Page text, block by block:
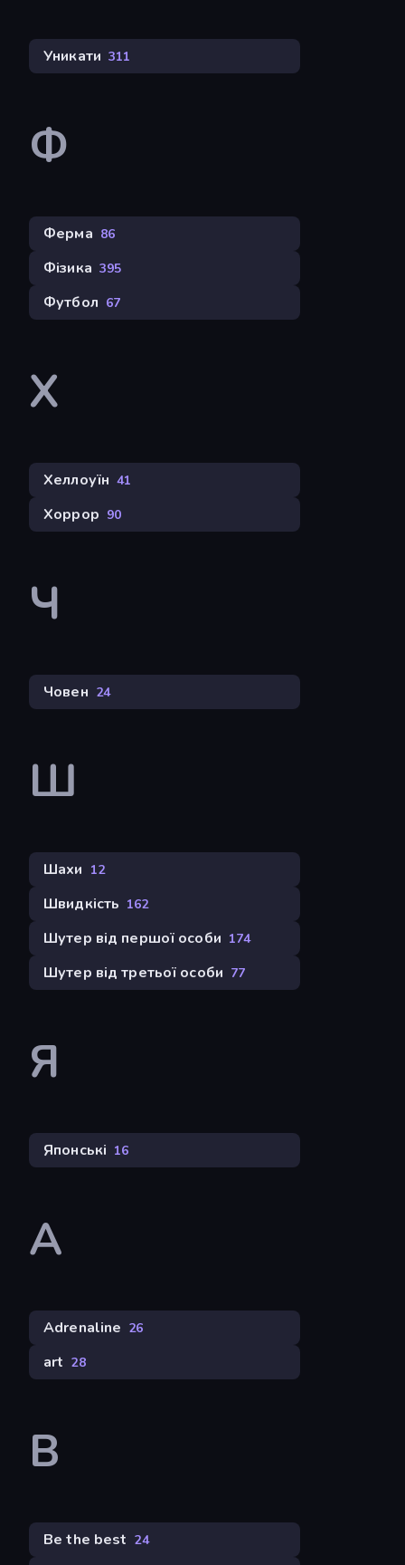
Уникати 311
Ф
Ферма 86
Фізика 395
Футбол 67
Х
Хеллоуїн 41
Хоррор 90
Ч
Човен 24
Ш
Шахи 12
Швидкість 162
Шутер від першої особи 174
Шутер від третьої особи 77
Я
Японські 16
A
Adrenaline 26
art 28
B
Be the best 24